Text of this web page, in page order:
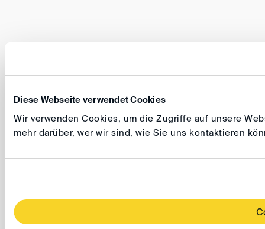
Diese Webseite verwendet Cookies
Wir verwenden Cookies, um die Zugriffe auf unsere
mehr darüber, wer wir sind, wie Sie uns kontaktieren